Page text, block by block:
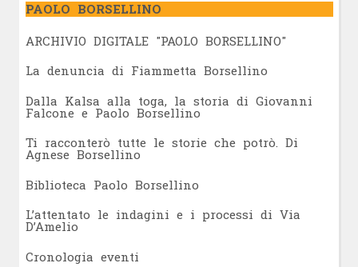
PAOLO BORSELLINO
ARCHIVIO DIGITALE "PAOLO BORSELLINO"
La denuncia di Fiammetta Borsellino
Dalla Kalsa alla toga, la storia di Giovanni
Falcone e Paolo Borsellino
Ti racconterò tutte le storie che potrò. Di
Agnese Borsellino
Biblioteca Paolo Borsellino
L’attentato le indagini e i processi di Via
D’Amelio
Cronologia eventi